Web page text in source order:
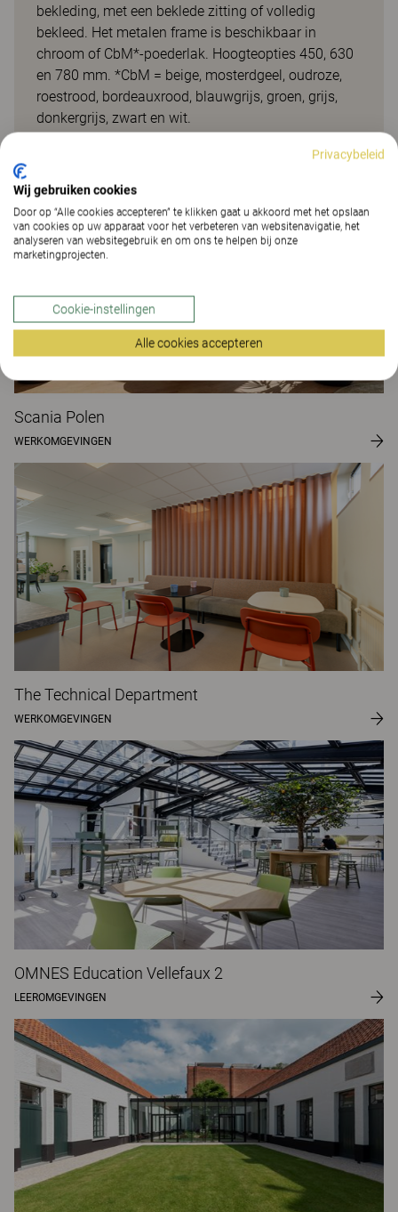
bekleding, met een beklede zitting of volledig
bekleed. Het metalen frame is beschikbaar in
chroom of CbM*-poederlak. Hoogteopties 450, 630
en 780 mm. *CbM = beige, mosterdgeel, oudroze,
roestrood, bordeauxrood, blauwgrijs, groen, grijs,
donkergrijs, zwart en wit.
Projecten
Scania Polen
WERKOMGEVINGEN
The Technical Department
WERKOMGEVINGEN
OMNES Education Vellefaux 2
LEEROMGEVINGEN
Privacybeleid
Wij gebruiken cookies
Door op “Alle cookies accepteren” te klikken gaat u akkoord met het opslaan
van cookies op uw apparaat voor het verbeteren van websitenavigatie, het
analyseren van websitegebruik en om ons te helpen bij onze
marketingprojecten.
Cookie-instellingen
Alle cookies accepteren